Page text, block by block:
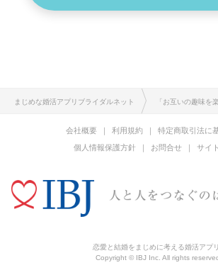
まじめな婚活アプリブライダルネット 「お互いの趣味を
会社概要 利用規約
特定商取引法に
個人情報保護方針
お問合せ サイ
恋愛と結婚をまじめに考える婚活アプリ
Copyright © IBJ Inc. All rights